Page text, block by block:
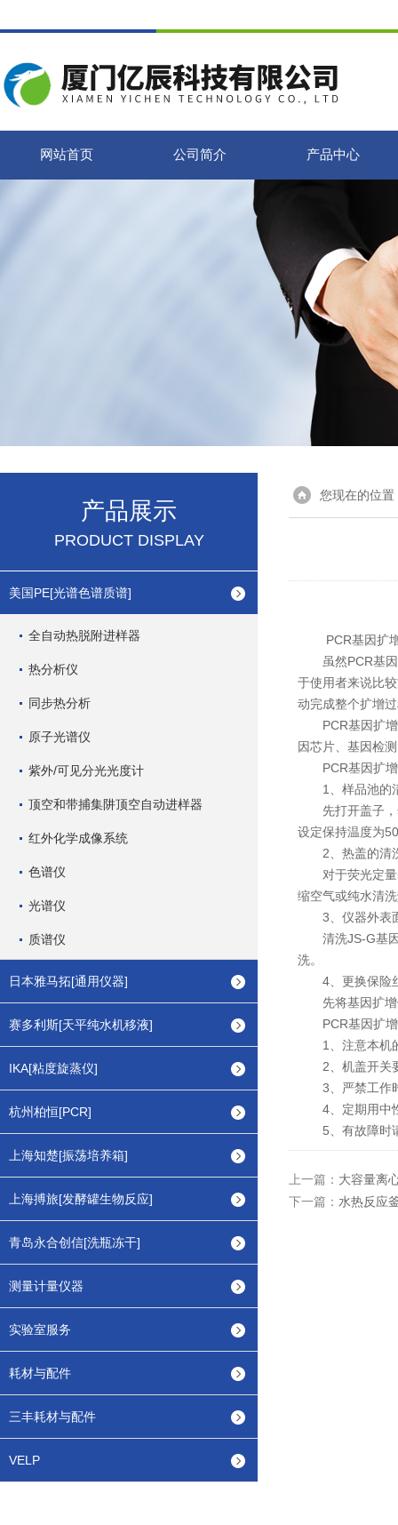
网站首页 公司简介 产品中心
产品展示
PRODUCT DISPLAY
美国PE[光谱色谱质谱]
全自动热脱附进样器
热分析仪
同步热分析
原子光谱仪
紫外/可见分光光度计
顶空和带捕集阱顶空自动进样器
红外化学成像系统
色谱仪
光谱仪
质谱仪
日本雅马拓[通用仪器]
赛多利斯[天平纯水机移液]
IKA[粘度旋蒸仪]
杭州柏恒[PCR]
上海知楚[振荡培养箱]
上海搏旅[发酵罐生物反应]
青岛永合创信[洗瓶冻干]
测量计量仪器
实验室服务
耗材与配件
三丰耗材与配件
VELP
您现在的位置
PCR基因扩增
虽然PCR基因
于使用者来说比
动完成整个扩增
PCR基因扩增
因芯片、基因检
PCR基因扩增
1、样品池的
先打开盖子，
设定保持温度为
2、热盖的清
对于荧光定量
缩空气或纯水清
3、仪器外表
清洗JS-G基因
洗。
4、更换保险
先将基因扩增
PCR基因扩增
1、注意本机的
2、机盖开关
3、严禁工作
4、定期用中性
5、有故障时请
上一篇： 大容量离
下一篇： 水热反应